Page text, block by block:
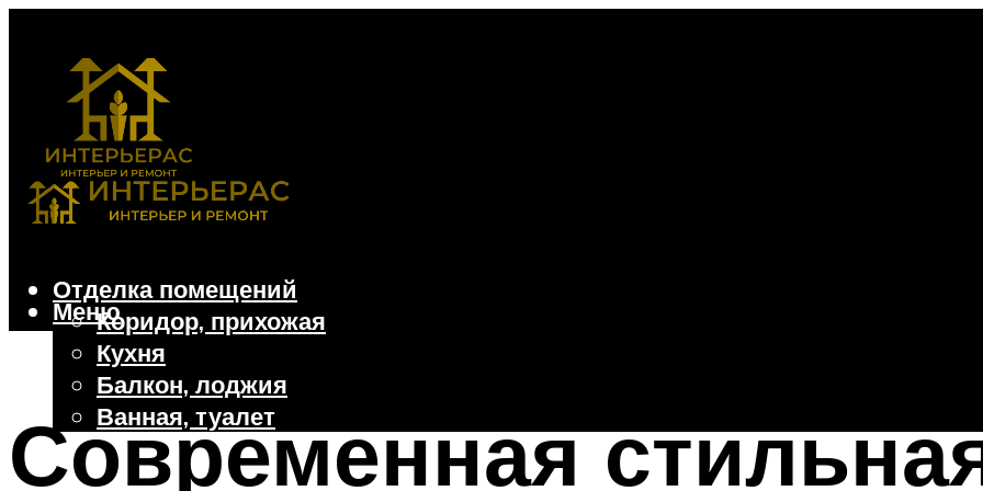
Отделка помещений
Коридор, прихожая
Кухня
Балкон, лоджия
Ванная, туалет
Дачные и частные дома
Отделочные материалы
Меню
Современная